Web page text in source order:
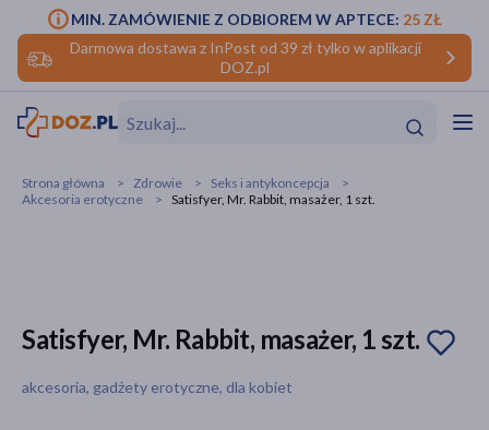
Darmowa dostawa z InPost od 39 zł tylko w aplikacji
DOZ.pl
MIN. ZAMÓWIENIE Z ODBIOREM W APTECE: 25 ZŁ
Strona główna Zdrowie
Seks i antykoncepcja
Akcesoria erotyczne
Satisfyer, Mr. Rabbit, masażer, 1 szt.
Satisfyer, Mr. Rabbit, masażer, 1 szt.
akcesoria, gadżety erotyczne, dla kobiet